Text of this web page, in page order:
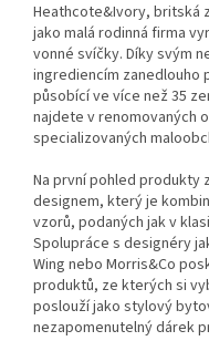
Heathcote&Ivory, britská
jako malá rodinná firma
vonné svíčky. Díky svým
ingrediencím zanedlouho
působící ve více než 35
najdete v renomovaných
specializovaných
Na první pohled produkty
designem, který je
vzorů, podaných jak v
Spolupráce s designéry
Wing nebo Morris&Co
produktů, ze kterých si
poslouží jako stylový
nezapomenutelný dárek